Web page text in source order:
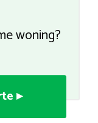
woning?
▸